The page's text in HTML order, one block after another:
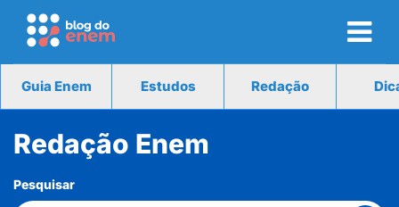
Guia Enem Estudos Redação
Redação Enem
Pesquisar